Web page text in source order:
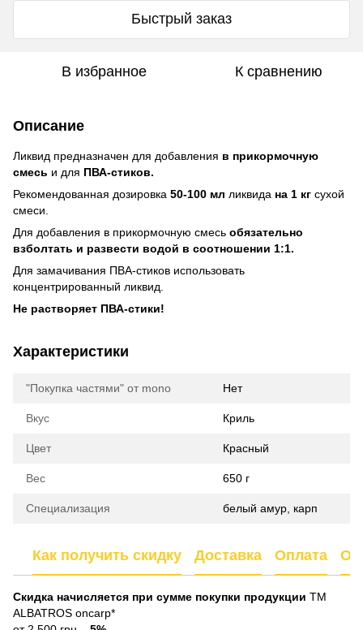
Быстрый заказ
В избранное К сравнению
Описание
Ликвид предназначен для добавления в прикормочную
смесь и для ПВА-стиков.
Рекомендованная дозировка 50-100 мл ликвида на 1 кг сухой
смеси.
Для добавления в прикормочную смесь обязательно
взболтать и развести водой в соотношении 1:1.
Для замачивания ПВА-стиков использовать
концентрированный ликвид.
Не растворяет ПВА-стики!
Характеристики
"Покупка частями" от mono Нет
Вкус Криль
Цвет Красный
Вес 650 г
Специализация белый амур, карп
Как получить скидку Доставка Оплата
Скидка начисляется при сумме покупки продукции ТМ
ALBATROS oncarp*